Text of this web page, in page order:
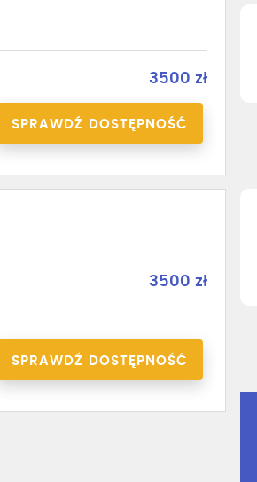
3500 zł
SPRAWDŹ DOSTĘPNOŚĆ
3500 zł
SPRAWDŹ DOSTĘPNOŚĆ